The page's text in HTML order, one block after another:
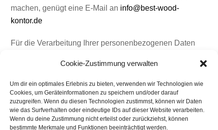
Cookie-Zustimmung verwalten
Um dir ein optimales Erlebnis zu bieten, verwenden wir Technologien wie
Cookies, um Geräteinformationen zu speichern und/oder darauf
zuzugreifen. Wenn du diesen Technologien zustimmst, können wir Daten
wie das Surfverhalten oder eindeutige IDs auf dieser Website verarbeiten.
Wenn du deine Zustimmung nicht erteilst oder zurückziehst, können
bestimmte Merkmale und Funktionen beeinträchtigt werden.
machen, genügt eine E-Mail an info@best-wood-
kontor.de
Für die Verarbeitung Ihrer personenbezogenen Daten
Übrigen unsere Allgemeinen Informationen zum
Datenschutz.